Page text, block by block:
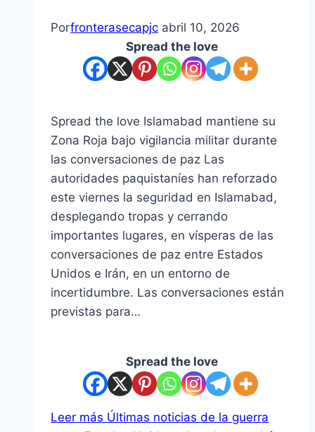
Porfronterasecapjc abril 10, 2026
Spread the love
Spread the love Islamabad mantiene su
Zona Roja bajo vigilancia militar durante
las conversaciones de paz Las
autoridades paquistaníes han reforzado
este viernes la seguridad en Islamabad,
desplegando tropas y cerrando
importantes lugares, en vísperas de las
conversaciones de paz entre Estados
Unidos e Irán, en un entorno de
incertidumbre. Las conversaciones están
previstas para…
Spread the love
Leer más Últimas noticias de la guerra